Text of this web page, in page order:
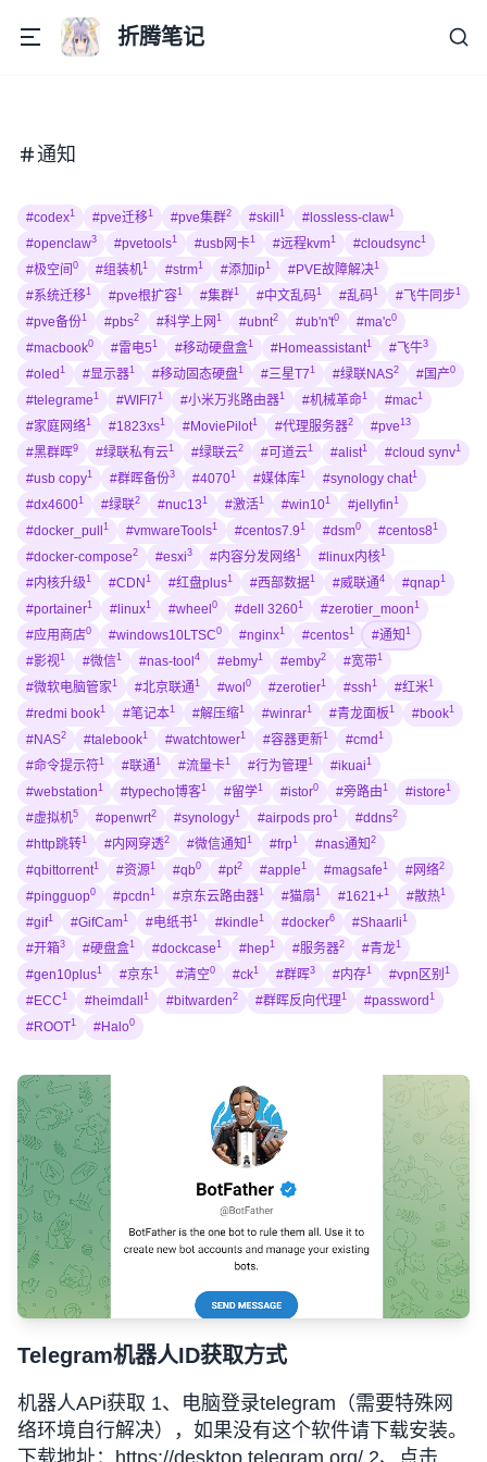
折腾笔记
通知
#codex1 #pve迁移1 #pve集群2 #skill 1 #lossless-claw1
#openclaw3 #pvetools1 #usb网卡1 #远程kvm1 #cloudsync1
#极空间 0 #组装机1 #strm1 #添加ip1 #PVE故障解决1
#系统迁移1 #pve根扩容1 #集群1 #中文乱码1 #乱码1 #飞牛同步1
#pve备份1 #pbs2 #科学上网 1 #ubnt2 #ub'n't0 #ma'c0
#macbook0 #雷电5 1 #移动硬盘盒1 #Homeassistant1 #飞牛3
#oled 1 #显示器1 #移动固态硬盘1 #三星T7 1 #绿联NAS2 #国产0
#telegrame 1 #WIFI7 1 #小米万兆路由器1 #机械革命1 #mac1
#家庭网络1 #1823xs1 #MoviePilot1 #代理服务器2 #pve 13
#黑群晖9 #绿联私有云1 #绿联云2 #可道云1 #alist1 #cloud synv1
#usb copy1 #群晖备份3 #40701 #媒体库1 #synology chat1
#dx46001 #绿联2 #nuc13 1 #激活1 #win101 #jellyfin 1
#docker_pull 1 #vmwareTools1 #centos7.9 1 #dsm0 #centos81
#docker-compose2 #esxi3 #内容分发网络1 #linux内核1
#内核升级 1 #CDN 1 #红盘plus1 #西部数据1 #威联通4 #qnap1
#portainer1 #linux1 #wheel 0 #dell 32601 #zerotier_moon 1
#应用商店0 #windows10LTSC0 #nginx1 #centos1 #通知 1
#影视1 #微信1 #nas-tool 4 #ebmy1 #emby2 #宽带 1
#微软电脑管家1 #北京联通1 #wol 0 #zerotier1 #ssh 1 #红米1
#redmi book1 #笔记本1 #解压缩1 #winrar1 #青龙面板 1 #book1
#NAS2 #talebook1 #watchtower1 #容器更新1 #cmd 1
#命令提示符1 #联通1 #流量卡1 #行为管理1 #ikuai 1
#webstation 1 #typecho博客1 #留学1 #istor0 #旁路由 1 #istore 1
#虚拟机5 #openwrt2 #synology1 #airpods pro1 #ddns2
#http跳转1 #内网穿透2 #微信通知 1 #frp1 #nas通知 2
#qbittorrent1 #资源1 #qb0 #pt2 #apple 1 #magsafe 1 #网络2
#pingguop0 #pcdn 1 #京东云路由器1 #猫扇 1 #1621+1 #散热1
#gif1 #GifCam1 #电纸书1 #kindle 1 #docker6 #Shaarli 1
#开箱3 #硬盘盒1 #dockcase 1 #hep1 #服务器2 #青龙1
#gen10plus1 #京东 1 #清空0 #ck1 #群晖3 #内存1 #vpn区别 1
#ECC 1 #heimdall 1 #bitwarden2 #群晖反向代理1 #password 1
#ROOT1 #Halo0
Telegram机器人ID获取方式
机器人APi获取 1、电脑登录telegram（需要特殊网
络环境自行解决），如果没有这个软件请下载安装。
下载地址：https://desktop.telegram.org/ 2、点击链